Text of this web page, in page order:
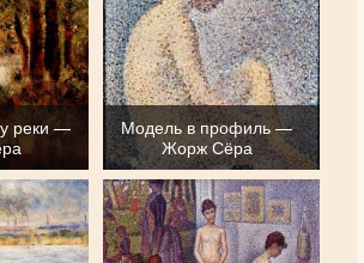
реки —
Модель в профиль —
Жорж Сёра